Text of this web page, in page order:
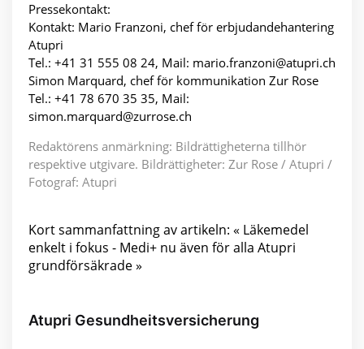
Pressekontakt:
Kontakt: Mario Franzoni, chef för erbjudandehantering
Atupri
Tel.: +41 31 555 08 24, Mail: mario.franzoni@atupri.ch
Simon Marquard, chef för kommunikation Zur Rose
Tel.: +41 78 670 35 35, Mail:
simon.marquard@zurrose.ch
Redaktörens anmärkning: Bildrättigheterna tillhör
respektive utgivare. Bildrättigheter: Zur Rose / Atupri /
Fotograf: Atupri
Kort sammanfattning av artikeln: « Läkemedel
enkelt i fokus - Medi+ nu även för alla Atupri
grundförsäkrade »
Atupri Gesundheitsversicherung